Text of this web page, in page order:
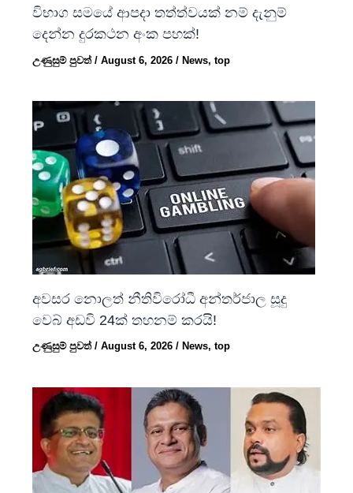
විභාග සමයේ ආපදා තත්ත්වයක් නම් දැනුම්
දෙන්න දුරකථන අංක පහක්!
උණුසුම් පුවත්/August 6, 2026/News,top
අවසර නොලත් නීතිවිරෝධී අන්තර්ජාල සූදු
වෙබ් අඩවි 24ක් තහනම් කරයි!
උණුසුම් පුවත්/August 6, 2026/ News,top